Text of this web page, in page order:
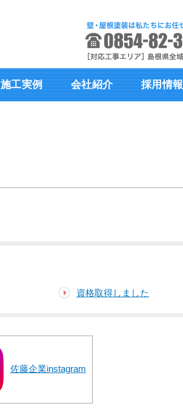
施工実例 会社紹介 採用情報
資格取得しました
佐藤企業instagram